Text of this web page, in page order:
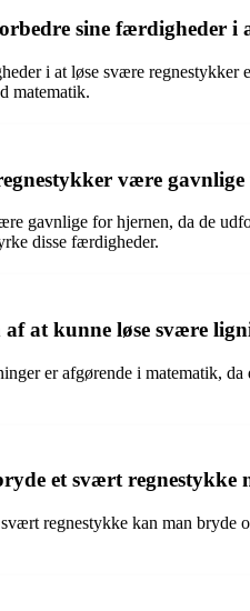
sine færdigheder i
i at løse svære
matematik.
være gavnlige
gavnlige for hjernen, da de
disse færdigheder.
at kunne løse svære
er afgørende i matematik,
et svært regnestykke
regnestykke kan man bryde